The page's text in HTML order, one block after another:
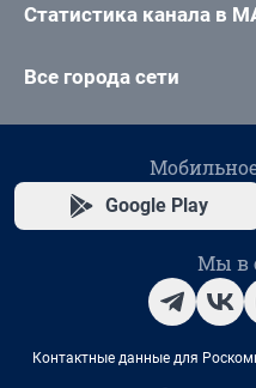
Статистика канала в
Все города сети
Google Play
Мы в
Контактные данные для